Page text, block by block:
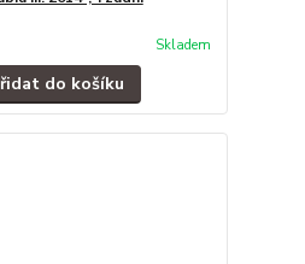
Skladem
do košíku